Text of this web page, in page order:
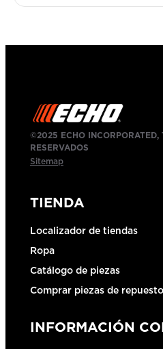
©2025 ECHO INCORPORATED,
RESERVADOS
Sitemap
TIENDA
Localizador de tiendas
Ropa
Catálogo de piezas
Comprar piezas de repuesto
INFORMACIÓN